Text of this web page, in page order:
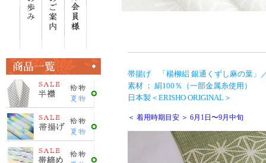
帯揚げ 「楊柳絽 銀通くずし麻の葉」
素材 ： 絹100％（一部金属糸使用）
日本製＜ERISHO ORIGINAL＞
＜ 着用時期目安 ＞ 6月1日〜9月中旬